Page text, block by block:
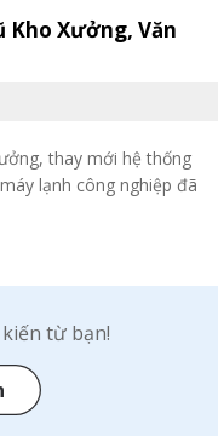
Kho Xưởng, Văn
thay mới hệ thống
lạnh công nghiệp đã
từ bạn!